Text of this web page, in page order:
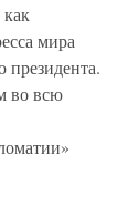
мира
во всю